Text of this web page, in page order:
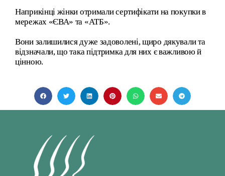
Наприкінці жінки отримали сертифікати на покупки в
мережах «ЄВА» та «АТБ».
Вони залишилися дуже задоволені, щиро дякували та
відзначали, що така підтримка для них є важливою й
цінною.